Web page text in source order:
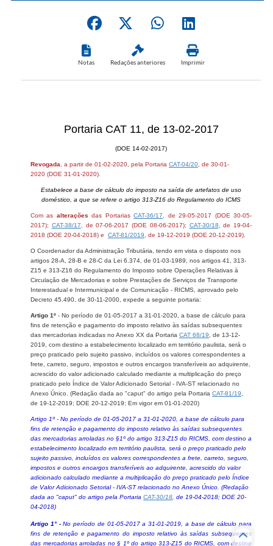
Notas Redações anteriores Imprimir
Portaria CAT 11, de 13-02-2017
(DOE 14-02-2017)
Revogada , a partir de 01-02-2020, pela Portaria CAT-04/20 , de 30-01-
2020 (DOE 31-01-2020).
Estabelece a base de cálculo do imposto na saída de artefatos de uso
doméstico, a que se refere o artigo 313-Z16 do Regulamento do ICMS
Com as alterações das PortariasCAT-36/17
, de 29-05-2017 (DOE 30-05-
2017); CAT-38/17 , de 07-06-2017 (DOE 08-06-2017); CAT-30/18 , de 19-04-
2018 (DOE 20-04-2018) e CAT-81/2019 , de 19-12-2019 (DOE 20-12-2019).
O Coordenador da Administração Tributária, tendo em vista o disposto nos
artigos 28-A, 28-B e 28-C da Lei 6.374, de 01-03-1989, nos artigos 41, 313-
Z15 e 313-Z16 do Regulamento do Imposto sobre Operações Relativas à
Circulação de Mercadorias e sobre Prestações de Serviços de Transporte
Interestadual e Intermunicipal e de Comunicação - RICMS, aprovado pelo
Decreto 45.490, de 30-11-2000, expede a seguinte portaria:
Artigo 1º - No período de 01-05-2017 a 31-01-2020, a base de cálculo para
fins de retenção e pagamento do imposto relativo às saídas subsequentes
das mercadorias indicadas no Anexo XX da Portaria CAT 68/19 , de 13-12-
2019, com destino a estabelecimento localizado em território paulista, será o
preço praticado pelo sujeito passivo, incluídos os valores correspondentes a
frete, carreto, seguro, impostos e outros encargos transferíveis ao adquirente,
acrescido do valor adicionado calculado mediante a multiplicação do preço
praticado pelo Índice de Valor Adicionado Setorial - IVA-ST relacionado no
Anexo Único. (Redação dada ao "caput" do artigo pela Portaria CAT-81/19
de 19-12-2019; DOE 20-12-2019; Em vigor em 01-01-2020)
Artigo 1º - No período de 01-05-2017 a 31-01-2020, a base de cálculo para
fins de retenção e pagamento do imposto relativo às saídas subsequentes
das mercadorias arroladas no §1º do artigo 313-Z15 do RICMS, com destino a
estabelecimento localizado em território paulista, será o preço praticado pelo
sujeito passivo, incluídos os valores correspondentes a frete, carreto, seguro,
impostos e outros encargos transferíveis ao adquirente, acrescido do valor
adicionado calculado mediante a multiplicação do preço praticado pelo Índice
de Valor Adicionado Setorial - IVA-ST relacionado no Anexo Único. (Redação
dada ao "caput" do artigo pela Portaria CAT-30/18 , de 19-04-2018; DOE 20-
04-2018)
Artigo 1° -No período de 01-05-2017 a 31-01-2019, a base de cálculo para
fins de retenção e pagamento do imposto relativo às saídas subsequentes
das mercadorias arroladas no § 1º do artigo 313-Z15 do RICMS, com destino